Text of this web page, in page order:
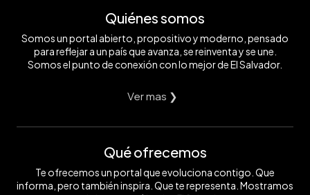
Quiénes somos
Somos un portal abierto, propositivo y moderno, pensado
para reflejar a un país que avanza, se reinventa y se une.
Somos el punto de conexión con lo mejor de El Salvador.
Ver mas ❯
Qué ofrecemos
Te ofrecemos un portal que evoluciona contigo. Que
informa, pero también inspira. Que te representa. Mostramos